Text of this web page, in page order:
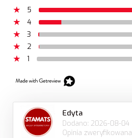
5
4
3
2
1
Edyta
Dodano: 2026-08-04
Opinia zweryfikowana